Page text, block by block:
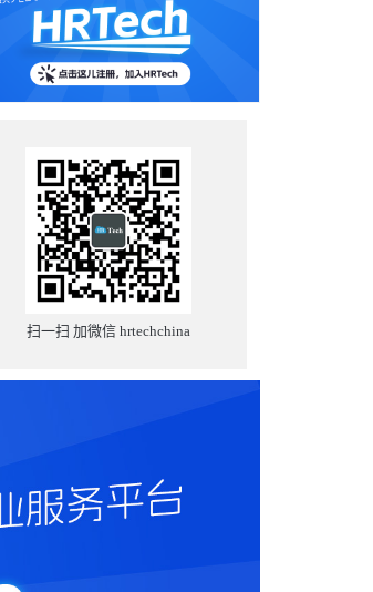
扫一扫 加微信 hrtechchina